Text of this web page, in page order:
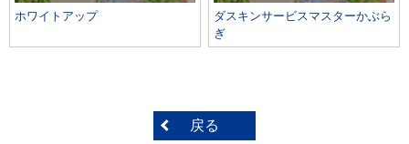
ホワイトアップ
ダスキンサービスマスターかぶら
ぎ
戻る